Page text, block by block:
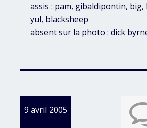
assis : pam, gibaldipontin, big,
yul, blacksheep
absent sur la photo : dick
9 avril 2005